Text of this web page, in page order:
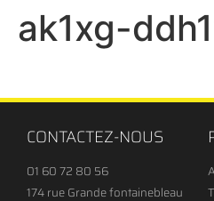
ak1xg-
CONTACTEZ-NOUS
01 60 72 80 56
174 rue Grande fontainebleau